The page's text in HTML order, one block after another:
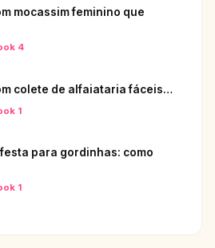
mocassim feminino que
4
colete de alfaiataria fáceis…
1
para gordinhas: como
1